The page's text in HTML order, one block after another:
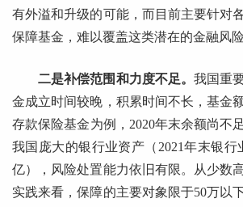
有外溢和升级的可能，而目前主要针对
保障基金，难以覆盖这类潜在的金融风险
二是补偿范围和力度不足。我国重
金成立时间较晚，积累时间不长，基金
存款保险基金为例，2020年末余额尚不
我国庞大的银行业资产（2021年末银行
亿），风险处置能力依旧有限。从少数
实践来看，保障的主要对象限于50万以